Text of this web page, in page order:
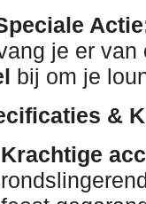
je er
bij om je
&
Krachtige